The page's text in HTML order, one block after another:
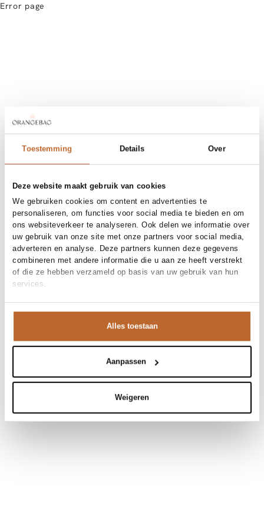
Toestemming Details Over
Deze website maakt gebruik van cookies
We gebruiken cookies om content en advertenties te
personaliseren, om functies voor social media te bieden en om
ons websiteverkeer te analyseren. Ook delen we informatie over
uw gebruik van onze site met onze partners voor social media,
adverteren en analyse. Deze partners kunnen deze gegevens
combineren met andere informatie die u aan ze heeft verstrekt
of die ze hebben verzameld op basis van uw gebruik van hun
services.
Alles toestaan
Aanpassen
Weigeren
Error page